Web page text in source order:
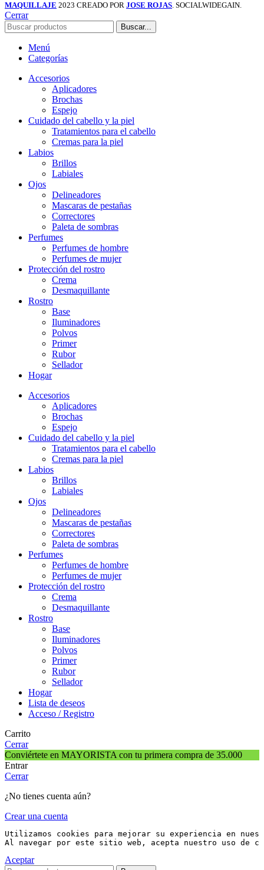
MAQUILLAJE 2023 CREADO POR JOSE ROJAS. SOCIALWIDEGAIN.
Cerrar
Buscar...
Menú
Categorías
Accesorios
Aplicadores
Brochas
Espejo
Cuidado del cabello y la piel
Tratamientos para el cabello
Cremas para la piel
Labios
Brillos
Labiales
Ojos
Delineadores
Mascaras de pestañas
Correctores
Paleta de sombras
Perfumes
Perfumes de hombre
Perfumes de mujer
Protección del rostro
Crema
Desmaquillante
Rostro
Base
Iluminadores
Polvos
Primer
Rubor
Sellador
Hogar
Accesorios
Aplicadores
Brochas
Espejo
Cuidado del cabello y la piel
Tratamientos para el cabello
Cremas para la piel
Labios
Brillos
Labiales
Ojos
Delineadores
Mascaras de pestañas
Correctores
Paleta de sombras
Perfumes
Perfumes de hombre
Perfumes de mujer
Protección del rostro
Crema
Desmaquillante
Rostro
Base
Iluminadores
Polvos
Primer
Rubor
Sellador
Hogar
Lista de deseos
Acceso / Registro
Carrito
Cerrar
Conviértete en MAYORISTA con tu primera compra de 35.000
Entrar
Cerrar
¿No tienes cuenta aún?
Crear una cuenta
Utilizamos cookies para mejorar su experiencia en
Al navegar por este sitio web, acepta nuestro uso de
Aceptar